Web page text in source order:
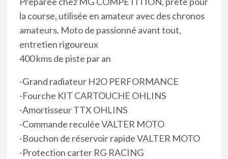
la course, utilisée en amateur avec des chronos
amateurs. Moto de passionné avant tout,
entretien rigoureux
400 kms de piste par an
-Grand radiateur H2O PERFORMANCE
-Fourche KIT CARTOUCHE OHLINS
-Amortisseur TTX OHLINS
-Commande reculée VALTER MOTO
-Bouchon de réservoir rapide VALTER MOTO
-Protection carter RG RACING